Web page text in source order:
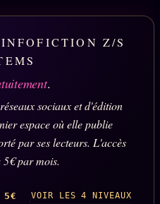
Z/S
.
sociaux et d'édition
espace où elle publie
par ses lecteurs. L'accès
5€ par mois.
5€ VOIR LES 4 NIVEAUX